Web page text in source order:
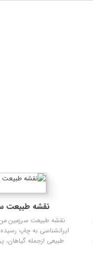
نقشه طبیعت
نقشه طبیعت سرزمین
ایرانشناسی به چاپ
طبیعی ازجمله گیاهان،